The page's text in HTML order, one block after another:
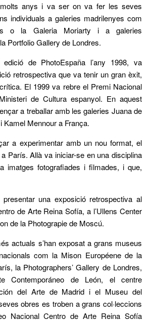
anys i va ser on va fer les seves
individuals a galeries madrilenyes com
o la Galeria Moriarty i a galeries
Portfolio Gallery de Londres.
de PhotoEspaña l’any 1998, va
retrospectiva que va tenir un gran èxit,
El 1999 va rebre el Premi Nacional
de Cultura espanyol. En aquest
a treballar amb les galeries Juana de
Kamel Mennour a França.
a experimentar amb un nou format, el
París. Allà va iniciar-se en una disciplina
imatges fotografiades i filmades, i que,
una exposició retrospectiva al
de Arte Reina Sofía, a l’Ullens Center
de la Photograpie de Moscú.
actuals s’han exposat a grans museus
com la Mison Européene de la
la Photographers’ Gallery de Londres,
Contemporáneo de León, el centre
del Arte de Madrid i el Museu del
obres es troben a grans col·leccions
Nacional Centro de Arte Reina Sofía